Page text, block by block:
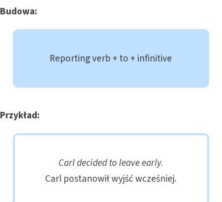
Budowa:
Reporting verb + to + infinitive
Przykład:
Carl decided to leave early.
Carl postanowił wyjść wcześniej.